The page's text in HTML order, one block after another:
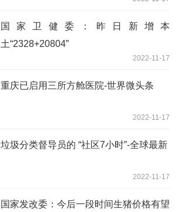
国家卫健委：昨日新增本
土“2328+20804”
2022-11-17
重庆已启用三所方舱医院-世界微头条
2022-11-17
垃圾分类督导员的 “社区7小时”-全球最新
2022-11-17
国家发改委：今后一段时间生猪价格有望